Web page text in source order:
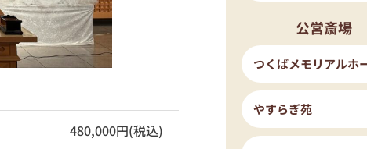
480,000円(税込)
公営斎場
つくばメモリアルホ
やすらぎ苑